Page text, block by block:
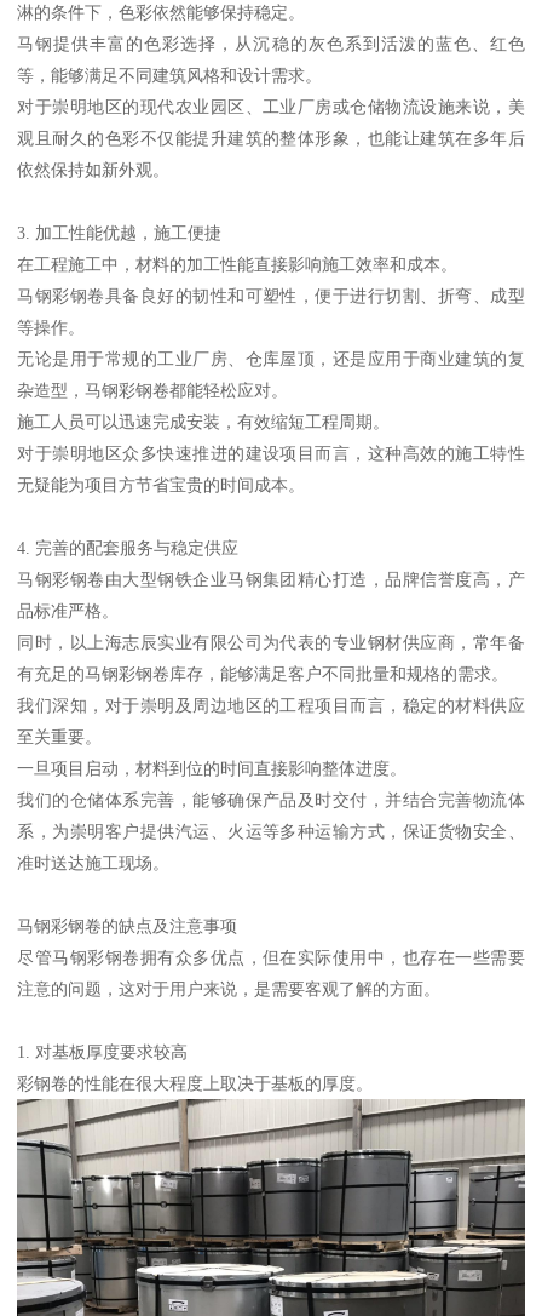
淋的条件下，色彩依然能够保持稳定。
马钢提供丰富的色彩选择，从沉稳的灰色系到活泼的蓝色、红色
等，能够满足不同建筑风格和设计需求。
对于崇明地区的现代农业园区、工业厂房或仓储物流设施来说，美
观且耐久的色彩不仅能提升建筑的整体形象，也能让建筑在多年后
依然保持如新外观。
3. 加工性能优越，施工便捷
在工程施工中，材料的加工性能直接影响施工效率和成本。
马钢彩钢卷具备良好的韧性和可塑性，便于进行切割、折弯、成型
等操作。
无论是用于常规的工业厂房、仓库屋顶，还是应用于商业建筑的复
杂造型，马钢彩钢卷都能轻松应对。
施工人员可以迅速完成安装，有效缩短工程周期。
对于崇明地区众多快速推进的建设项目而言，这种高效的施工特性
无疑能为项目方节省宝贵的时间成本。
4. 完善的配套服务与稳定供应
马钢彩钢卷由大型钢铁企业马钢集团精心打造，品牌信誉度高，产
品标准严格。
同时，以上海志辰实业有限公司为代表的专业钢材供应商，常年备
有充足的马钢彩钢卷库存，能够满足客户不同批量和规格的需求。
我们深知，对于崇明及周边地区的工程项目而言，稳定的材料供应
至关重要。
一旦项目启动，材料到位的时间直接影响整体进度。
我们的仓储体系完善，能够确保产品及时交付，并结合完善物流体
系，为崇明客户提供汽运、火运等多种运输方式，保证货物安全、
准时送达施工现场。
马钢彩钢卷的缺点及注意事项
尽管马钢彩钢卷拥有众多优点，但在实际使用中，也存在一些需要
注意的问题，这对于用户来说，是需要客观了解的方面。
1. 对基板厚度要求较高
彩钢卷的性能在很大程度上取决于基板的厚度。